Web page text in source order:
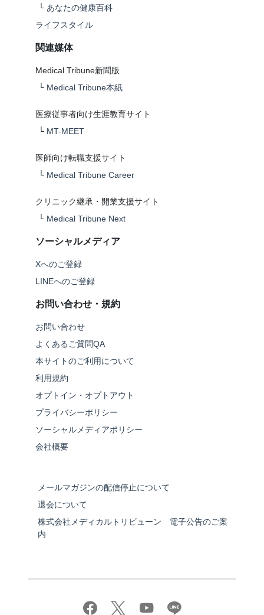
└ あなたの健康百科
ライフスタイル
関連媒体
Medical Tribune新聞版
└ Medical Tribune本紙
医療従事者向け生涯教育サイト
└ MT-MEET
医師向け転職支援サイト
└ Medical Tribune Career
クリニック継承・開業支援サイト
└ Medical Tribune Next
ソーシャルメディア
Xへのご登録
LINEへのご登録
お問い合わせ・規約
お問い合わせ
よくあるご質問QA
本サイトのご利用について
利用規約
オプトイン・オプトアウト
プライバシーポリシー
ソーシャルメディアポリシー
会社概要
メールマガジンの配信停止について
退会について
株式会社メディカルトリビューン 電子公告のご案
内